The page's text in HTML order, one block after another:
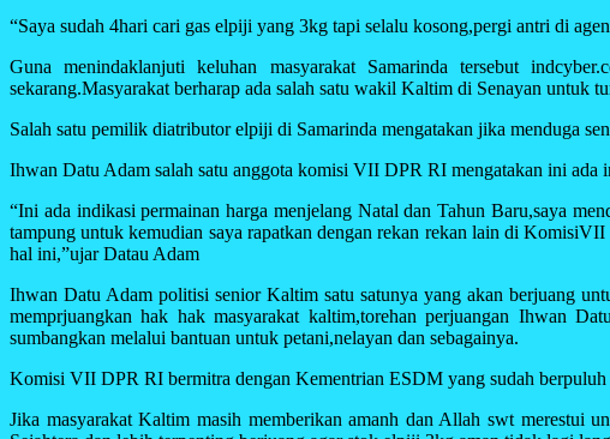
“Saya sudah 4hari cari gas elpiji yang 3kg tapi selalu kosong,pergi antri di
Guna menindaklanjuti keluhan masyarakat Samarinda tersebut
sekarang.Masyarakat berharap ada salah satu wakil Kaltim di Senayan untuk
Salah satu pemilik diatributor elpiji di Samarinda mengatakan jika menduga
Ihwan Datu Adam salah satu anggota komisi VII DPR RI mengatakan ini ada
“Ini ada indikasi permainan harga menjelang Natal dan Tahun Baru,saya
tampung untuk kemudian saya rapatkan dengan rekan rekan lain di
hal ini,”ujar Datau Adam
Ihwan Datu Adam politisi senior Kaltim satu satunya yang akan berjuang
memprjuangkan hak hak masyarakat kaltim,torehan perjuangan Ihwan
sumbangkan melalui bantuan untuk petani,nelayan dan sebagainya.
Komisi VII DPR RI bermitra dengan Kementrian ESDM yang sudah
Jika masyarakat Kaltim masih memberikan amanh dan Allah swt merestui